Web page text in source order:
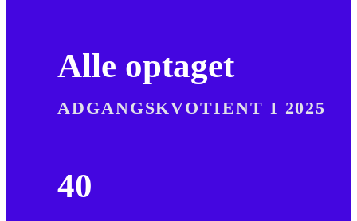
Alle optaget
ADGANGSKVOTIENT I 2025
40